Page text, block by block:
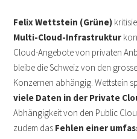
Felix Wettstein (Grüne)
Multi-Cloud-Infrastruktur
Cloud-Angebote von privaten
bleibe die Schweiz von den
Konzernen abhängig. Wettstein
viele Daten in der Private
Abhängigkeit von den Public
zudem das Fehlen einer